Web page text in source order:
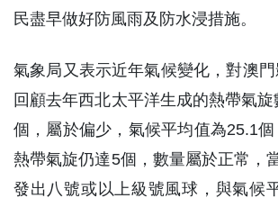
民盡早做好防風雨及防水浸措施。
氣象局又表示近年氣候變化，對澳門
回顧去年西北太平洋生成的熱帶氣
個，屬於偏少，氣候平均值為25.1
熱帶氣旋仍達5個，數量屬於正常，
發出八號或以上級號風球，與氣候